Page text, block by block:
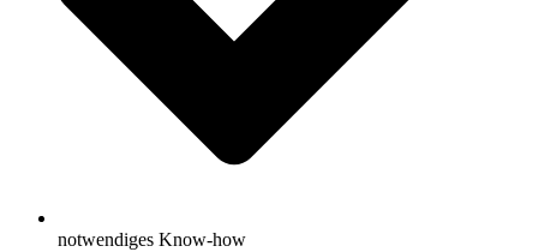
notwendiges Know-how